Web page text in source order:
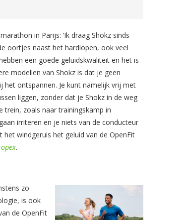
in Parijs: ‘Ik draag Shokz sinds
oortjes naast het hardlopen, ook veel
een goede geluidskwaliteit en het is
modellen van Shokz is dat je geen
het ontspannen. Je kunt namelijk vrij met
liggen, zonder dat je Shokz in de weg
trein, zoals naar trainingskamp in
irriteren en je niets van de conducteur
het windgeruis het geluid van de OpenFit
.
zo
is ook
de OpenFit